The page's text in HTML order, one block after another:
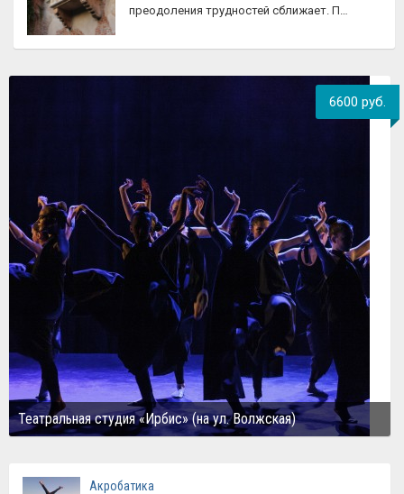
преодоления трудностей сближает. П…
6600 руб.
Театральная студия «Ирбис» (на ул. Волжская)
Акробатика